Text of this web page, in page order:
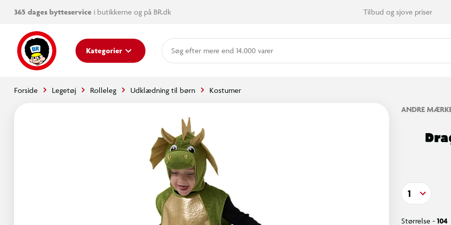
365 dages bytteservice i butikkerne og på BR.dk Tilbud og sjove priser
Kategorier mere end 14.000 varer
Forside Legetøj Rolleleg Udklædning til børn Kostumer
ANDRE
Størrelse - 104
1